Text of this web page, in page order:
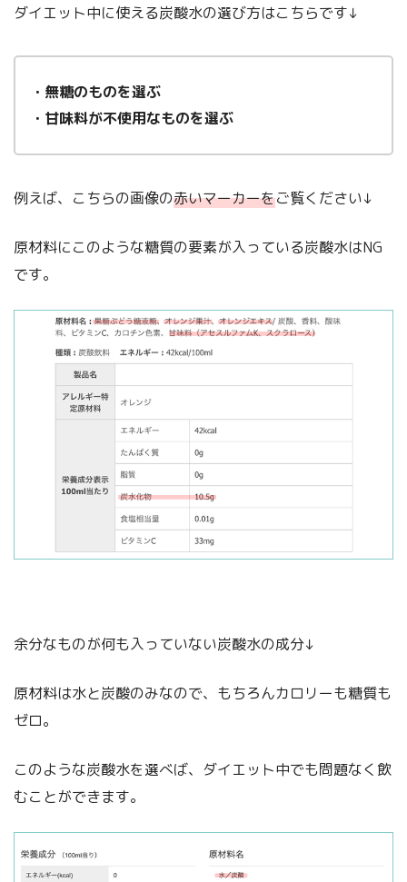
ダイエット中に使える炭酸水の選び方はこちらです↓
・無糖のものを選ぶ
・甘味料が不使用なものを選ぶ
例えば、こちらの画像の赤いマーカーをご覧ください↓
原材料にこのような糖質の要素が入っている炭酸水はNG
です。
余分なものが何も入っていない炭酸水の成分↓
原材料は水と炭酸のみなので、もちろんカロリーも糖質も
ゼロ。
このような炭酸水を選べば、ダイエット中でも問題なく飲
むことができます。